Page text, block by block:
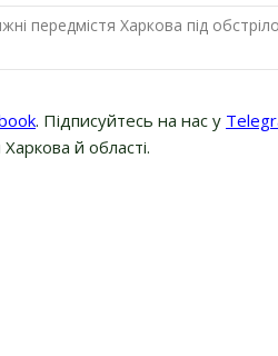
передмістя Харкова під
. Підписуйтесь на нас у
й області.